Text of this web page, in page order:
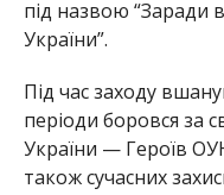
під назвою “Заради
України”.
Під час заходу
періоди боровся за
України — Героїв
також сучасних